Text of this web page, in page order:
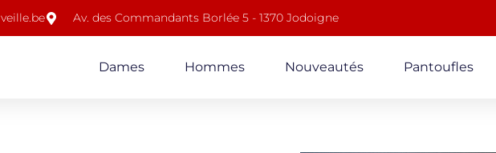
Av. des Commandants Borlée 5 - 1370 Jodoigne
Dames Hommes Nouveautés Pantoufles